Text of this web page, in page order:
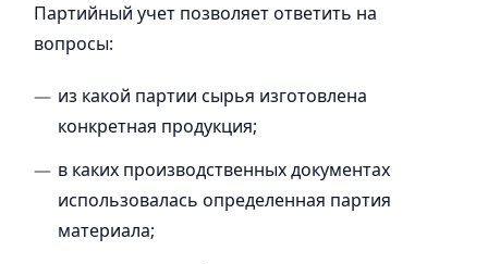
Партийный учет позволяет ответить на
вопросы:
из какой партии сырья изготовлена
конкретная продукция;
в каких производственных документах
использовалась определенная партия
материала;